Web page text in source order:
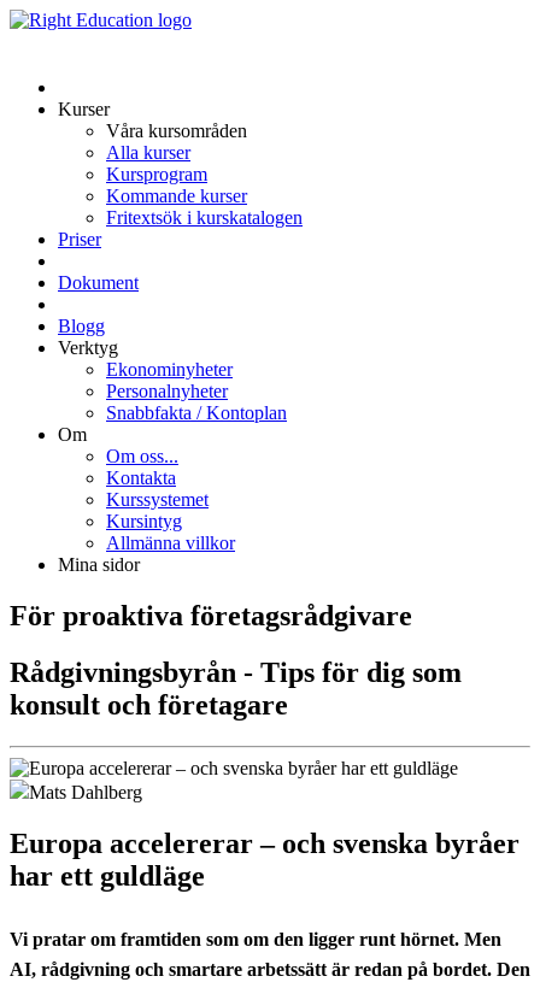
Kurser
Våra kursområden
Alla kurser
Kursprogram
Kommande kurser
Fritextsök i kurskatalogen
Priser
Dokument
Blogg
Verktyg
Ekonominyheter
Personalnyheter
Snabbfakta / Kontoplan
Om
Om oss...
Kontakta
Kurssystemet
Kursintyg
Allmänna villkor
Mina sidor
För proaktiva företagsrådgivare
Rådgivningsbyrån - Tips för dig som
konsult och företagare
Mats Dahlberg
Europa accelererar – och svenska byråer
har ett guldläge
Vi pratar om framtiden som om den ligger runt hörnet. Men
AI, rådgivning och smartare arbetssätt är redan på bordet. Den